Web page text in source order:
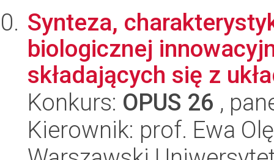
Synteza,
biologicznej
składających się z
Konkurs: OPUS 26 ,
Kierownik: prof. Ewa